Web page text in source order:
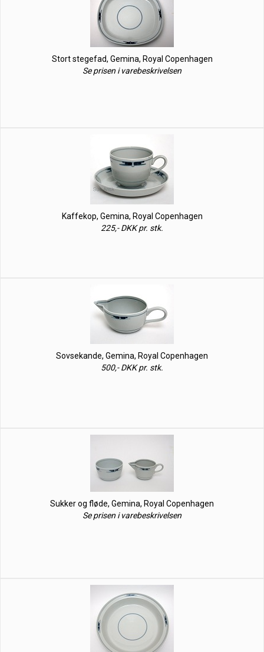
Stort stegefad, Gemina, Royal Copenhagen
Se prisen i varebeskrivelsen
Kaffekop, Gemina, Royal Copenhagen
225,- DKK pr. stk.
Sovsekande, Gemina, Royal Copenhagen
500,- DKK pr. stk.
Sukker og fløde, Gemina, Royal Copenhagen
Se prisen i varebeskrivelsen